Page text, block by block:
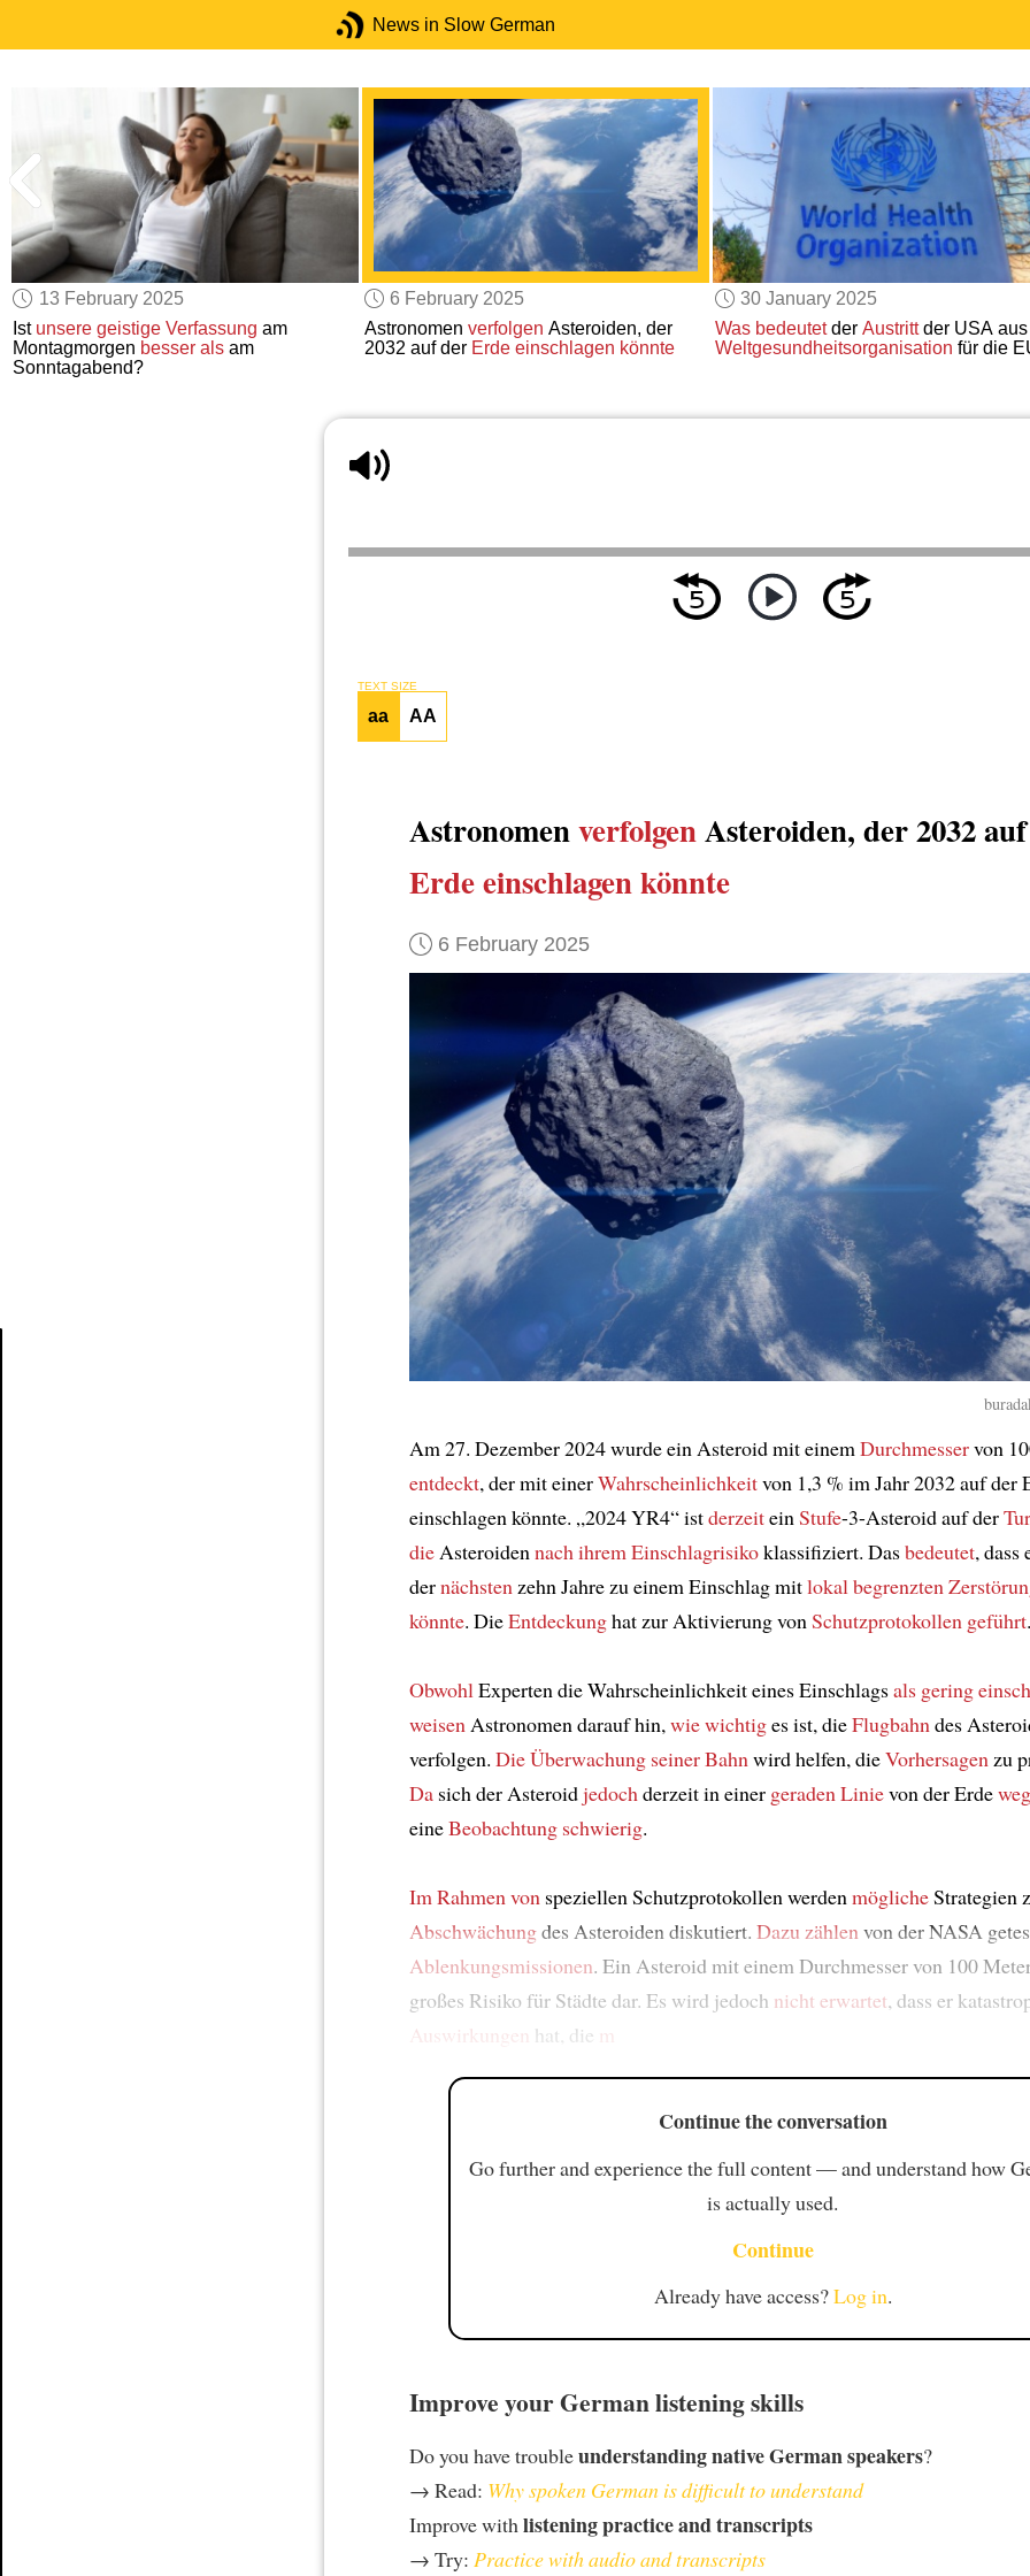
News in Slow German
13 February 2025
Ist unsere geistige Verfassung am
Montagmorgen besser als am
Sonntagabend?
6 February 2025
Astronomen verfolgen Asteroiden, der
2032 auf der Erde einschlagen könnte
30 January 2025
Was bedeutetder Austrittder USA aus
Weltgesundheitsorganisation für die
TEXT SIZE
aa AA
AstronomenverfolgenAsteroiden, der 2032
Erdeeinschlagen könnte
6 February 2025
Am 27. Dezember 2024 wurde ein Asteroid mit einemDurchmesservon
entdeckt, der mit einerWahrscheinlichkeitvon 1,3 % im Jahr 2032 auf der
einschlagen könnte. „2024 YR4“ istderzeiteinStufe-3-Asteroid auf der
dieAsteroidennach ihrem Einschlagrisikoklassifiziert. Dasbedeutet, dass
dernächstenzehn Jahre zu einem Einschlag mitlokal begrenzten
könnte. DieEntdeckunghat zur Aktivierung vonSchutzprotokollen geführt.
ObwohlExperten die Wahrscheinlichkeit eines Einschlagsals gering
weisenAstronomen darauf hin,wie wichtiges ist, dieFlugbahndes
verfolgen. Die Überwachung seiner Bahnwird helfen, dieVorhersagenzu
Da sich der Asteroidjedochderzeit in einer geraden Linievon der Erde
eineBeobachtung schwierig.
Im Rahmen von speziellen Schutzprotokollen werdenmöglicheStrategien
Abschwächungdes Asteroiden diskutiert. Dazu zählenvon der NASA
Ablenkungsmissionen. Ein Asteroid mit einem Durchmesser von 100
großes Risiko für Städte dar. Es wird jedoch nicht erwartet, dass er
Auswirkungen hat, die m
Continue the conversation
Go further and experience the full content — and understand how
is actually used.
Continue
Already have access?Log in.
Improve your German listening skills
Do you have troubleunderstanding native German speakers?
→ Read: Why spoken German is difficult to understand
Improve with listening practice and transcripts
→ Try: Practice with audio and transcripts